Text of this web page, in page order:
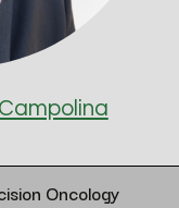
Oncology